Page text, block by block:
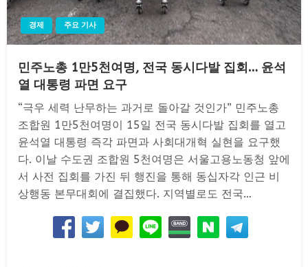
경제 주요 기사
민주노총 1만5천여명, 전국 동시다발 집회… 윤석
열 대통령 파면 요구
“극우 세력 난무하는 과거로 돌아갈 것인가” 민주노총
조합원 1만5천여명이 15일 전국 동시다발 집회를 열고
윤석열 대통령 즉각 파면과 사회대개혁 실현을 요구했
다. 이날 수도권 조합원 5천여명은 서울고용노동청 앞에
서 사전 집회를 가진 뒤 행진을 통해 동십자각 인근 비
상행동 본무대회에 결집했다. 지역별로도 전국…